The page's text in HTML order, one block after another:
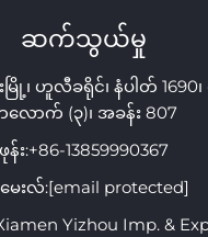
ဆက်သွယ်မှု
ြို့၊ ဟူလီခရိုင်၊ နံပါတ် 1690၊
ောက် (၃)၊ အခန်း 807
ဖုန်း:+86-13859990367
ေးလ်:[email protected]
Yizhou Imp. &